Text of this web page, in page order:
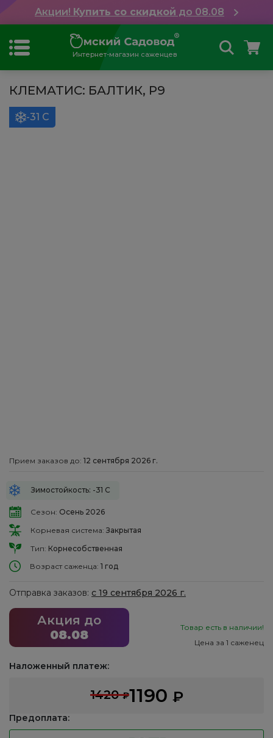
Акции! Купить со скидкой до 08.08
Интернет-магазин саженцев
КЛЕМАТИС: БАЛТИК, Р9
-31 С
Прием заказов до: 12 сентября 2026 г.
Зимостойкость: -31 С
Сезон: Осень 2026
Корневая система: Закрытая
Тип: Корнесобственная
Возраст саженца: 1 год
Отправка заказов: с 19 сентября 2026 г.
Акция до
08.08
Товар есть в наличии!
Цена за 1 саженец
Наложенный платеж:
1420₽1190 ₽
Предоплата: